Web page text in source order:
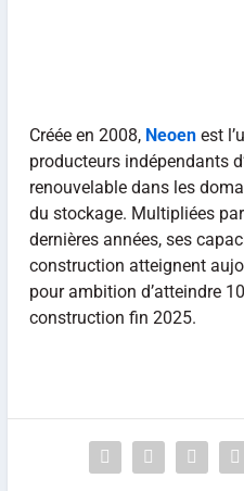
Créée en 2008, Neoen est
producteurs indépendants
renouvelable dans les
du stockage. Multipliées
dernières années, ses
construction atteignent
pour ambition d’atteindre
construction fin 2025.